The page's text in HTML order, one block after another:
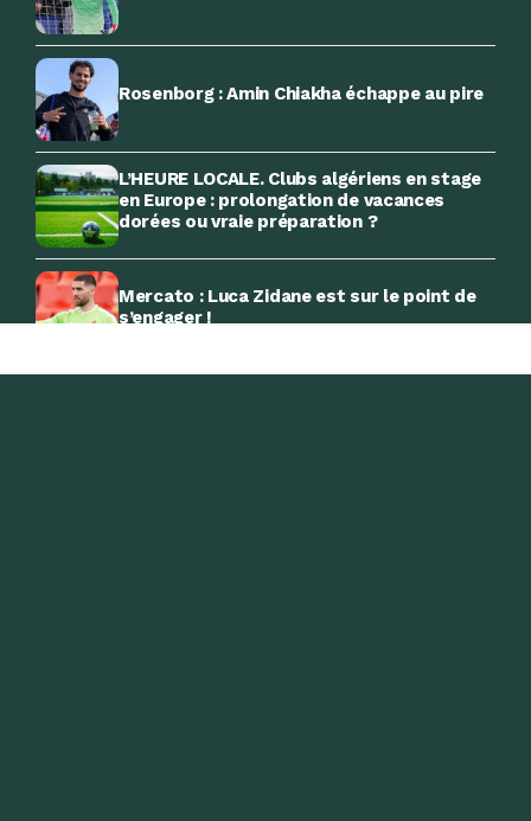
Rosenborg : Amin Chiakha échappe au pire
L’HEURE LOCALE. Clubs algériens en stage
en Europe : prolongation de vacances
dorées ou vraie préparation ?
Mercato : Luca Zidane est sur le point de
s’engager !